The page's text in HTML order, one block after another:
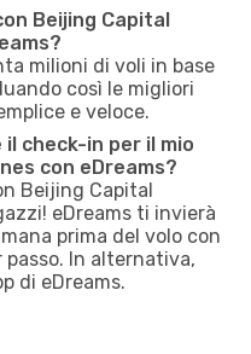
Beijing Capital
milioni di voli in base
così le migliori
e veloce.
check-in per il mio
con eDreams?
Beijing Capital
eDreams ti invierà
prima del volo con
In alternativa,
di eDreams.